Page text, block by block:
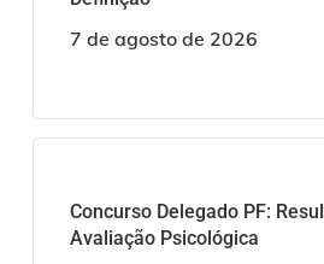
7 de agosto de 2026
Concurso Delegado PF:
Avaliação Psicológica